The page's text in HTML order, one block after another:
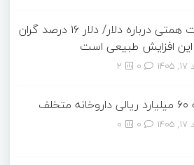
اظهارات همتی درباره دلار/ دلار ۱۶ درصد گران
افزایش طبیعی است
2
0